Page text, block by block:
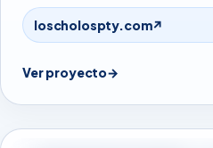
loscholospty.com↗
Ver proyecto→